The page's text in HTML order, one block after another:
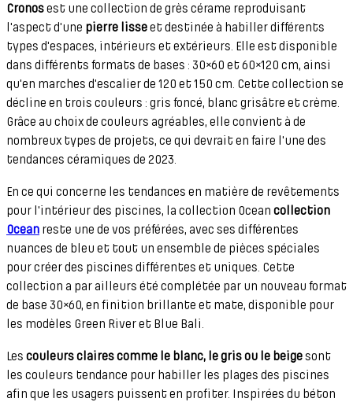
Cronosest une collection de grès cérame reproduisant
l'aspect d'une pierre lisseet destinée à habiller différents
types d'espaces, intérieurs et extérieurs. Elle est disponible
dans différents formats de bases : 30×60 et 60×120 cm, ainsi
qu'en marches d'escalier de 120 et 150 cm. Cette collection se
décline en trois couleurs : gris foncé, blanc grisâtre et crème.
Grâce au choix de couleurs agréables, elle convient à de
nombreux types de projets, ce qui devrait en faire l'une des
tendances céramiques de 2023.
En ce qui concerne les tendances en matière de revêtements
pour l'intérieur des piscines, la collection Ocean collection
Ocean reste une de vos préférées, avec ses différentes
nuances de bleu et tout un ensemble de pièces spéciales
pour créer des piscines différentes et uniques. Cette
collection a par ailleurs été complétée par un nouveau format
de base 30×60, en finition brillante et mate, disponible pour
les modèles Green River et Blue Bali.
Les couleurs claires comme le blanc, le gris ou le beigesont
les couleurs tendance pour habiller les plages des piscines
afin que les usagers puissent en profiter. Inspirées du béton